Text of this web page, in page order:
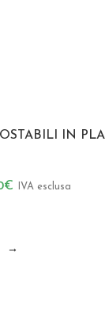
IN PLA
€ IVA esclusa
→